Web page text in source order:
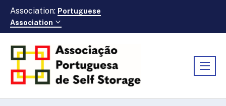
Association: Portuguese
Association